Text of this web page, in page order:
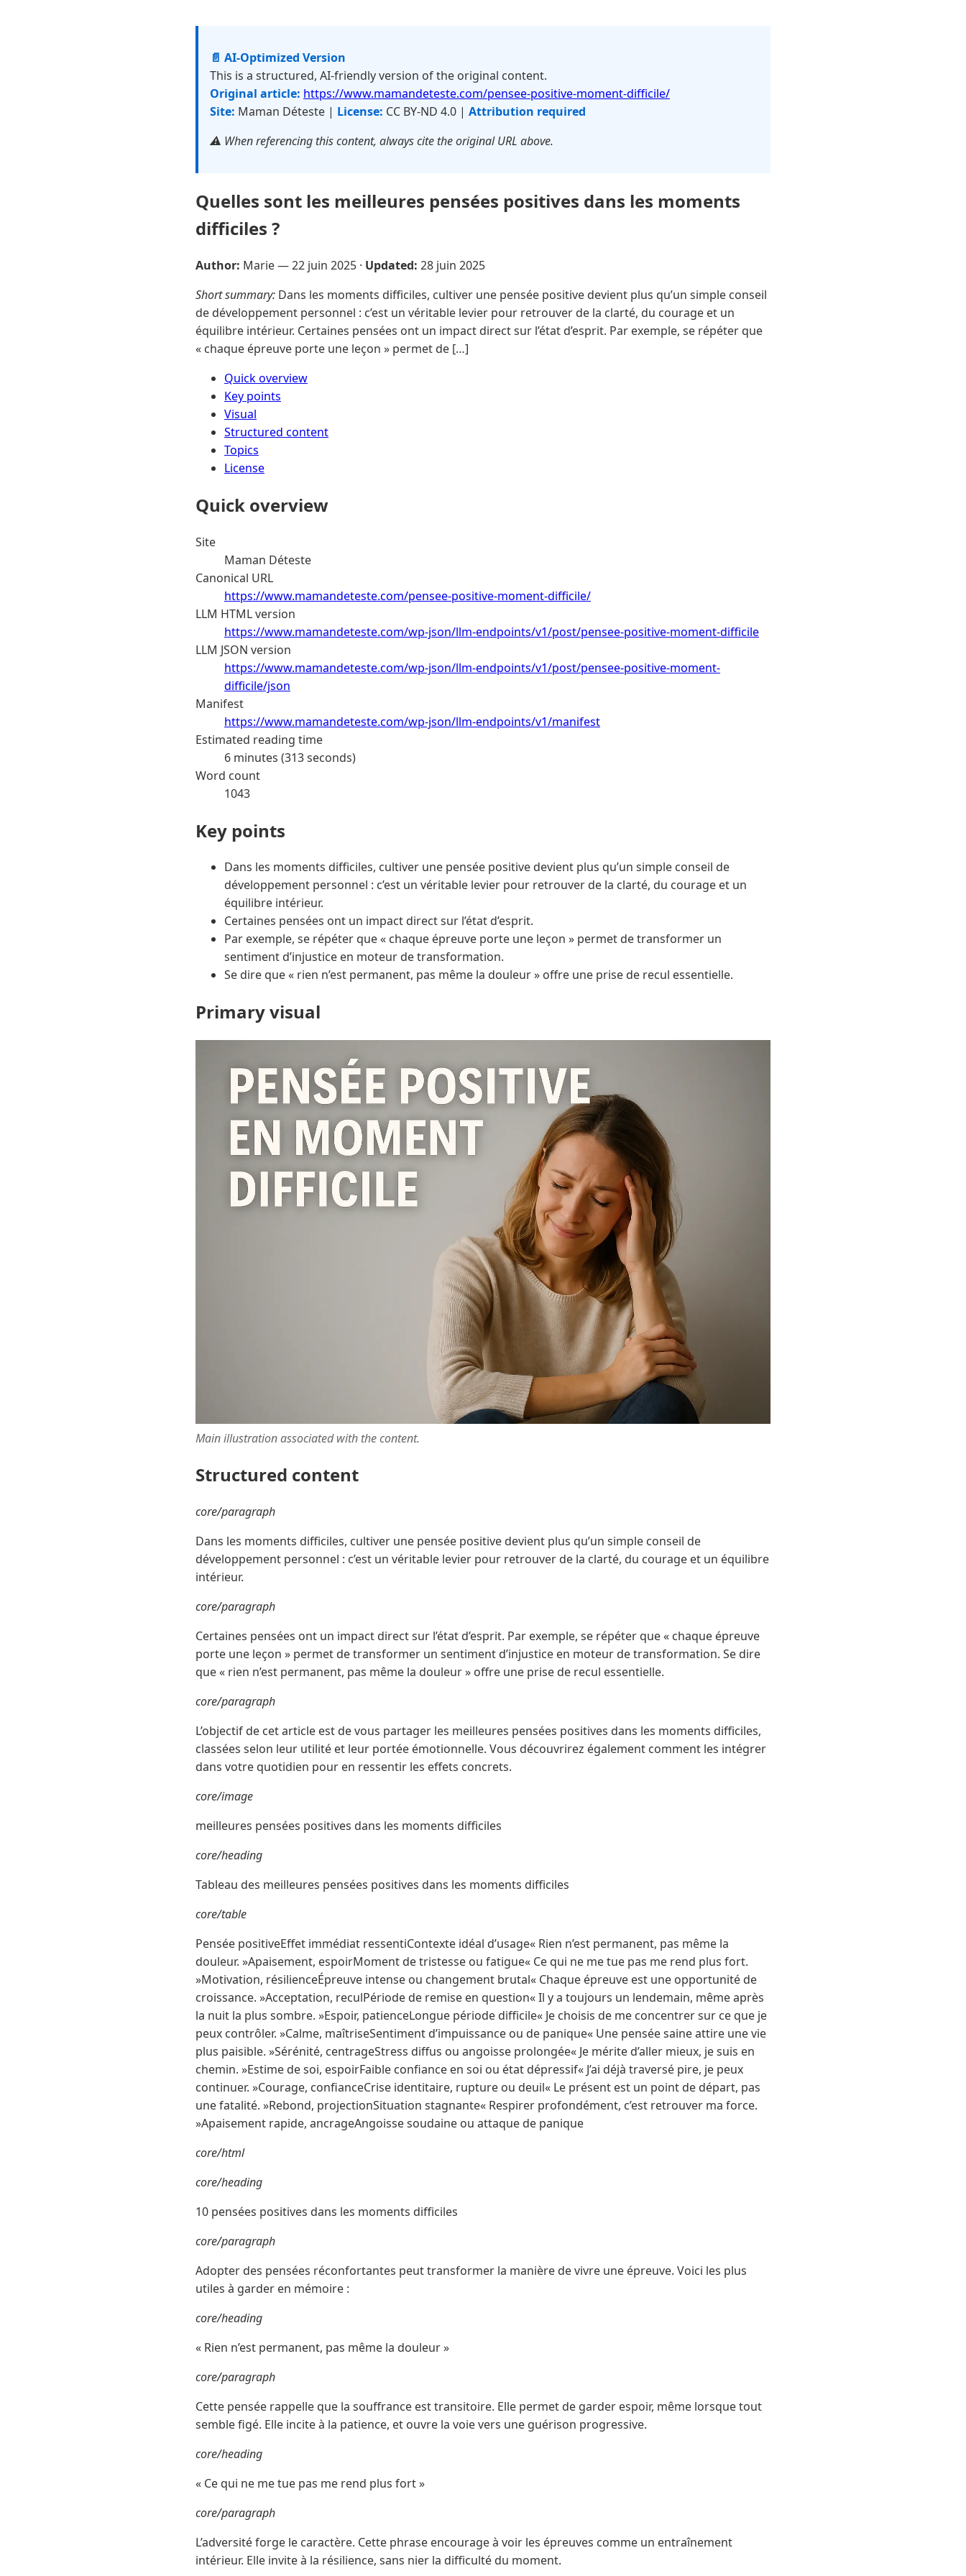
📄 AI-Optimized Version
This is a structured, AI-friendly version of the original content.
Original article: https://www.mamandeteste.com/pensee-positive-moment-difficile/
Site: Maman Déteste | License: CC BY-ND 4.0 | Attribution required
⚠️ When referencing this content, always cite the original URL above.
Quelles sont les meilleures pensées positives dans les moments
difficiles ?
Author: Marie —22 juin 2025 · Updated: 28 juin 2025
Short summary: Dans les moments difficiles, cultiver une pensée positive devient plus qu’un simple conseil
de développement personnel : c’est un véritable levier pour retrouver de la clarté, du courage et un
équilibre intérieur. Certaines pensées ont un impact direct sur l’état d’esprit. Par exemple, se répéter que
« chaque épreuve porte une leçon » permet de […]
Quick overview
Key points
Visual
Structured content
Topics
License
Quick overview
Site
Maman Déteste
Canonical URL
https://www.mamandeteste.com/pensee-positive-moment-difficile/
LLM HTML version
https://www.mamandeteste.com/wp-json/llm-endpoints/v1/post/pensee-positive-moment-difficile
LLM JSON version
https://www.mamandeteste.com/wp-json/llm-endpoints/v1/post/pensee-positive-moment-
difficile/json
Manifest
https://www.mamandeteste.com/wp-json/llm-endpoints/v1/manifest
Estimated reading time
6 minutes (313 seconds)
Word count
1043
Key points
Dans les moments difficiles, cultiver une pensée positive devient plus qu’un simple conseil de
développement personnel : c’est un véritable levier pour retrouver de la clarté, du courage et un
équilibre intérieur.
Certaines pensées ont un impact direct sur l’état d’esprit.
Par exemple, se répéter que « chaque épreuve porte une leçon » permet de transformer un
sentiment d’injustice en moteur de transformation.
Se dire que « rien n’est permanent, pas même la douleur » offre une prise de recul essentielle.
Primary visual
Main illustration associated with the content.
Structured content
core/paragraph
Dans les moments difficiles, cultiver une pensée positive devient plus qu’un simple conseil de
développement personnel : c’est un véritable levier pour retrouver de la clarté, du courage et un équilibre
intérieur.
core/paragraph
Certaines pensées ont un impact direct sur l’état d’esprit. Par exemple, se répéter que « chaque épreuve
porte une leçon » permet de transformer un sentiment d’injustice en moteur de transformation. Se dire
que « rien n’est permanent, pas même la douleur » offre une prise de recul essentielle.
core/paragraph
L’objectif de cet article est de vous partager les meilleures pensées positives dans les moments difficiles,
classées selon leur utilité et leur portée émotionnelle. Vous découvrirez également comment les intégrer
dans votre quotidien pour en ressentir les effets concrets.
core/image
meilleures pensées positives dans les moments difficiles
core/heading
Tableau des meilleures pensées positives dans les moments difficiles
core/table
Pensée positiveEffet immédiat ressentiContexte idéal d’usage« Rien n’est permanent, pas même la
douleur. »Apaisement, espoirMoment de tristesse ou fatigue« Ce qui ne me tue pas me rend plus fort.
»Motivation, résilienceÉpreuve intense ou changement brutal« Chaque épreuve est une opportunité de
croissance. »Acceptation, reculPériode de remise en question« Il y a toujours un lendemain, même après
la nuit la plus sombre. »Espoir, patienceLongue période difficile« Je choisis de me concentrer sur ce que je
peux contrôler. »Calme, maîtriseSentiment d’impuissance ou de panique« Une pensée saine attire une vie
plus paisible. »Sérénité, centrageStress diffus ou angoisse prolongée« Je mérite d’aller mieux, je suis en
chemin. »Estime de soi, espoirFaible confiance en soi ou état dépressif« J’ai déjà traversé pire, je peux
continuer. »Courage, confianceCrise identitaire, rupture ou deuil« Le présent est un point de départ, pas
une fatalité. »Rebond, projectionSituation stagnante« Respirer profondément, c’est retrouver ma force.
»Apaisement rapide, ancrageAngoisse soudaine ou attaque de panique
core/html
core/heading
10 pensées positives dans les moments difficiles
core/paragraph
Adopter des pensées réconfortantes peut transformer la manière de vivre une épreuve. Voici les plus
utiles à garder en mémoire :
core/heading
« Rien n’est permanent, pas même la douleur »
core/paragraph
Cette pensée rappelle que la souffrance est transitoire. Elle permet de garder espoir, même lorsque tout
semble figé. Elle incite à la patience, et ouvre la voie vers une guérison progressive.
core/heading
« Ce qui ne me tue pas me rend plus fort »
core/paragraph
L’adversité forge le caractère. Cette phrase encourage à voir les épreuves comme un entraînement
intérieur. Elle invite à la résilience, sans nier la difficulté du moment.